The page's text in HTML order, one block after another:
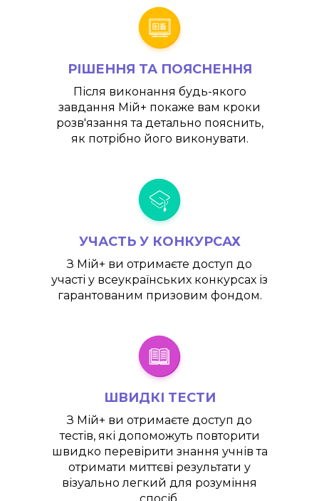
РІШЕННЯ ТА ПОЯСНЕННЯ
Після виконання будь-якого
завдання Мій+ покаже вам кроки
розв'язання та детально пояснить,
як потрібно його виконувати.
УЧАСТЬ У КОНКУРСАХ
З Мій+ ви отримаєте доступ до
участі у всеукраїнських конкурсах із
гарантованим призовим фондом.
ШВИДКІ ТЕСТИ
З Мій+ ви отримаєте доступ до
тестів, які допоможуть повторити
швидко перевірити знання учнів та
отримати миттєві результати у
візуально легкий для розуміння